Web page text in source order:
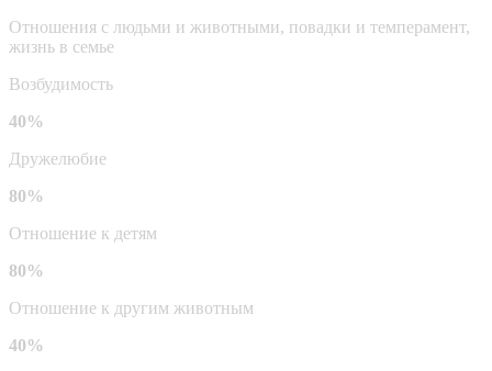
Отношения с людьми и животными, повадки и темперамент,
жизнь в семье
Возбудимость
40%
Дружелюбие
80%
Отношение к детям
80%
Отношение к другим животным
40%